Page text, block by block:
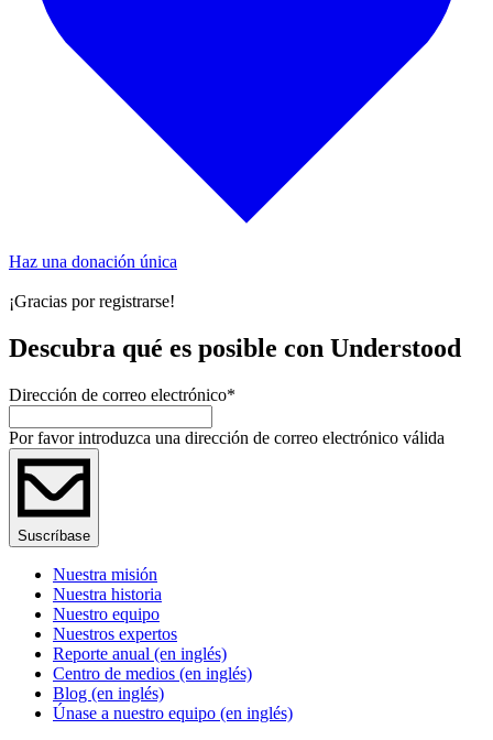
Haz una donación única
¡Gracias por registrarse!
Descubra qué es posible con Understood
Dirección de correo electrónico*
Por favor introduzca una dirección de correo electrónico válida
Suscríbase
Nuestra misión
Nuestra historia
Nuestro equipo
Nuestros expertos
Reporte anual (en inglés)
Centro de medios (en inglés)
Blog (en inglés)
Únase a nuestro equipo (en inglés)